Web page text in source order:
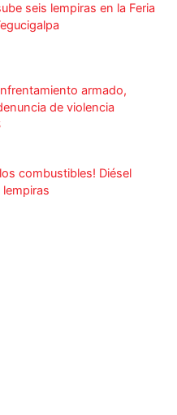
seis lempiras en la Feria
armado,
de violencia
combustibles! Diésel